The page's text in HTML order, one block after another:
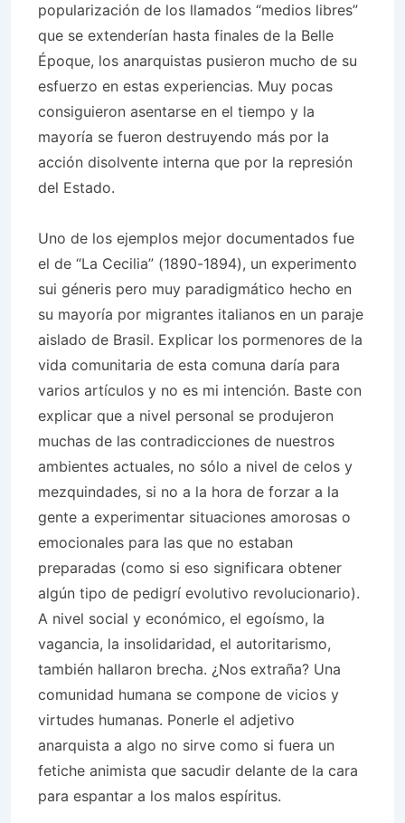
popularización de los llamados “medios libres”
que se extenderían hasta finales de la Belle
Époque, los anarquistas pusieron mucho de su
esfuerzo en estas experiencias. Muy pocas
consiguieron asentarse en el tiempo y la
mayoría se fueron destruyendo más por la
acción disolvente interna que por la represión
del Estado.
Uno de los ejemplos mejor documentados fue
el de “La Cecilia” (1890-1894), un experimento
sui géneris pero muy paradigmático hecho en
su mayoría por migrantes italianos en un paraje
aislado de Brasil. Explicar los pormenores de la
vida comunitaria de esta comuna daría para
varios artículos y no es mi intención. Baste con
explicar que a nivel personal se produjeron
muchas de las contradicciones de nuestros
ambientes actuales, no sólo a nivel de celos y
mezquindades, si no a la hora de forzar a la
gente a experimentar situaciones amorosas o
emocionales para las que no estaban
preparadas (como si eso significara obtener
algún tipo de pedigrí evolutivo revolucionario).
A nivel social y económico, el egoísmo, la
vagancia, la insolidaridad, el autoritarismo,
también hallaron brecha. ¿Nos extraña? Una
comunidad humana se compone de vicios y
virtudes humanas. Ponerle el adjetivo
anarquista a algo no sirve como si fuera un
fetiche animista que sacudir delante de la cara
para espantar a los malos espíritus.